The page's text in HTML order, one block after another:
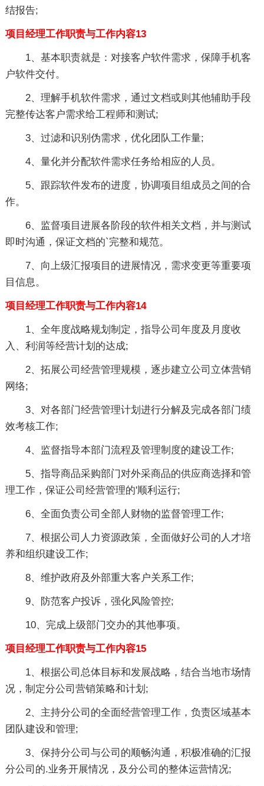
结报告;
项目经理工作职责与工作内容13
1、基本职责就是：对接客户软件需求，保障手机客
户软件交付。
2、理解手机软件需求，通过文档或则其他辅助手段
完整传达客户需求给工程师和测试;
3、过滤和识别伪需求，优化团队工作量;
4、量化并分配软件需求任务给相应的人员。
5、跟踪软件发布的进度，协调项目组成员之间的合
作。
6、监督项目进展各阶段的软件相关文档，并与测试
即时沟通，保证文档的`完整和规范。
7、向上级汇报项目的进展情况，需求变更等重要项
目信息。
项目经理工作职责与工作内容14
1、全年度战略规划制定，指导公司年度及月度收
入、利润等经营计划的达成;
2、拓展公司经营管理规模，逐步建立公司立体营销
网络;
3、对各部门经营管理计划进行分解及完成各部门绩
效考核工作;
4、监督指导本部门流程及管理制度的建设工作;
5、指导商品采购部门对外采商品的供应商选择和管
理工作，保证公司经营管理的'顺利运行;
6、全面负责公司全部人财物的监督管理工作;
7、根据公司人力资源政策，全面做好公司的人才培
养和组织建设工作;
8、维护政府及外部重大客户关系工作;
9、防范客户投诉，强化风险管控;
10、完成上级部门交办的其他事项。
项目经理工作职责与工作内容15
1、根据公司总体目标和发展战略，结合当地市场情
况，制定分公司营销策略和计划;
2、主持分公司的全面经营管理工作，负责区域基本
团队建设和管理;
3、保持分公司与公司的顺畅沟通，积极准确的汇报
分公司的.业务开展情况，及分公司的整体运营情况;